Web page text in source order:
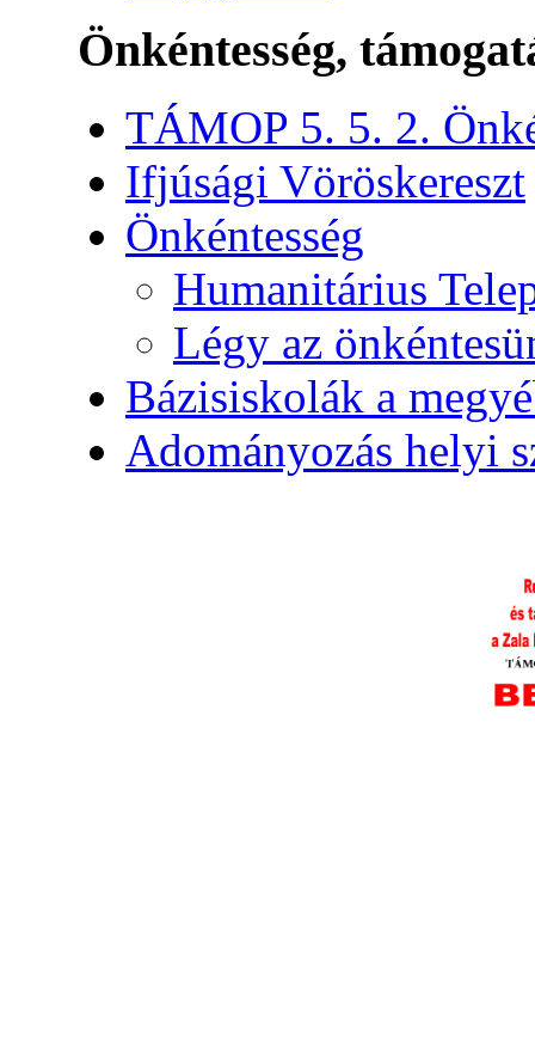
Önkéntesség,
TÁMOP 5. 5. 2.
Ifjúsági Vöröskereszt
Önkéntesség
Humanitárius
Légy az
Bázisiskolák a
Adományozás helyi